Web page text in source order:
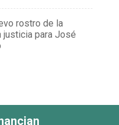
rostro de la
justicia para José